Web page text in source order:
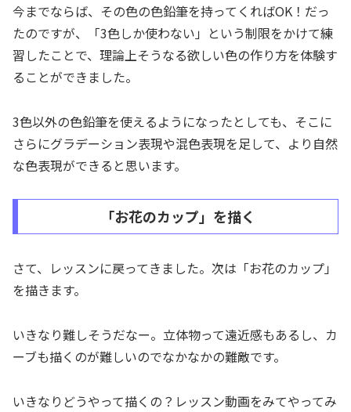
今までならば、その色の色鉛筆を持ってくればOK！だっ
たのですが、「3色しか使わない」という制限をかけて練
習したことで、理論上そうなる欲しい色の作り方を体験す
ることができました。
3色以外の色鉛筆を使えるようになったとしても、そこに
さらにグラデーション表現や混色表現を足して、より自然
な色表現ができると思います。
「お花のカップ」を描く
さて、レッスンに戻ってきました。次は「お花のカップ」
を描きます。
いきなり難しそうだなー。立体物って遠近感もあるし、カ
ーブも描くのが難しいのでなかなかの難敵です。
いきなりどうやって描くの？レッスン動画をみてやってみ